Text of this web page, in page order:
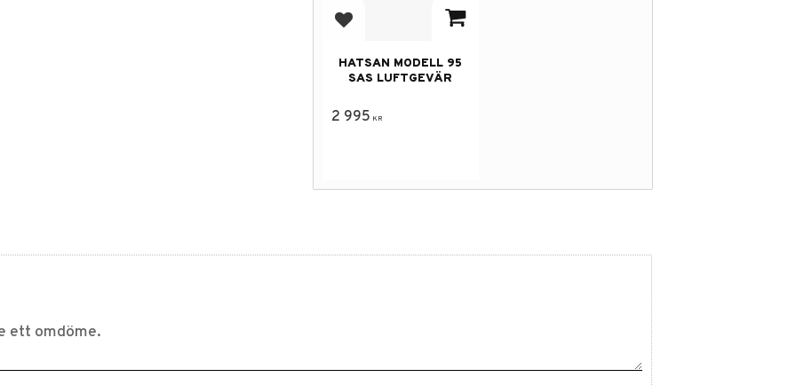
Lägg till i favoriter
HATSAN MODELL 95
SAS LUFTGEVÄR
2 995 KR